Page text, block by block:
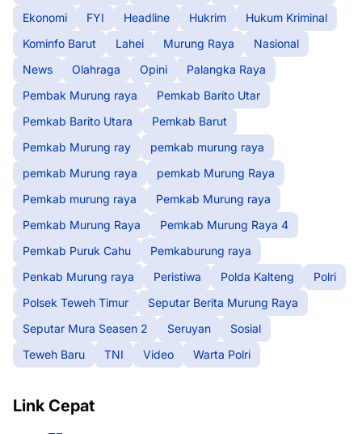
Ekonomi
FYI Headline Hukrim
Hukum Kriminal
Kominfo Barut
Lahei Murung Raya
Nasional
News
Olahraga Opini
Palangka Raya
Pembak Murung raya
Pemkab Barito Utar
Pemkab Barito Utara
Pemkab Barut
Pemkab Murung ray
pemkab murung raya
pemkab Murung raya
pemkab Murung Raya
Pemkab murung raya
Pemkab Murung raya
Pemkab Murung Raya
Pemkab Murung Raya 4
Pemkab Puruk Cahu
Pemkaburung raya
Penkab Murung raya
Peristiwa Polda Kalteng
Polri
Polsek Teweh Timur
Seputar Berita Murung Raya
Seputar Mura Seasen 2
Seruyan
Sosial
Teweh Baru
TNI Video Warta Polri
Link Cepat